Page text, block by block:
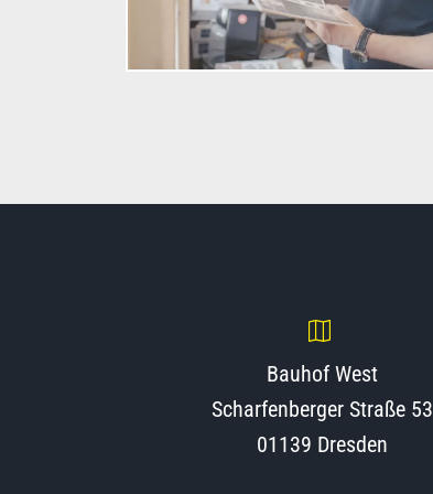
Bauhof West
Scharfenberger Straße 53
01139 Dresden